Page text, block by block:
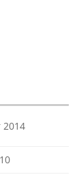
2014